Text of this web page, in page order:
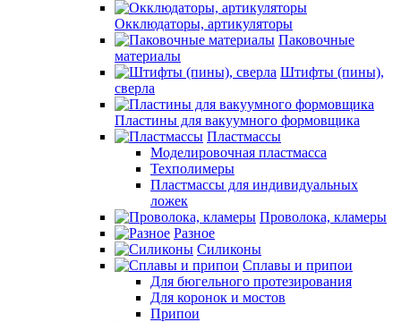
Окклюдаторы, артикуляторы
Паковочные
материалы
Штифты (пины),
сверла
Пластины для вакуумного формовщика
Пластмассы
Моделировочная пластмасса
Техполимеры
Пластмассы для индивидуальных
ложек
Проволока, кламеры
Разное
Силиконы
Сплавы и припои
Для бюгельного протезирования
Для коронок и мостов
Припои